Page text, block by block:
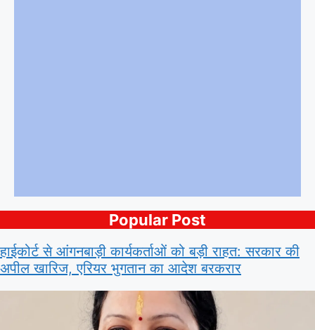
Popular Post
हाईकोर्ट से आंगनबाड़ी कार्यकर्ताओं को बड़ी राहत: सरकार की
अपील खारिज, एरियर भुगतान का आदेश बरकरार